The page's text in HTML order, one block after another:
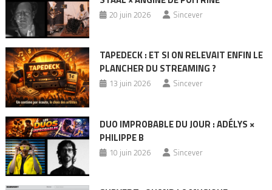
20 juin 2026 Sincever
TAPEDECK : ET SI ON RELEVAIT ENFIN LE
PLANCHER DU STREAMING ?
13 juin 2026 Sincever
DUO IMPROBABLE DU JOUR : ADÉLYS ×
PHILIPPE B
10 juin 2026 Sincever